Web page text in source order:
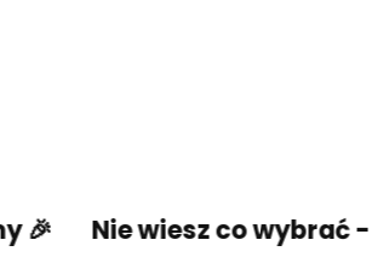
Nie wiesz co wybrać -